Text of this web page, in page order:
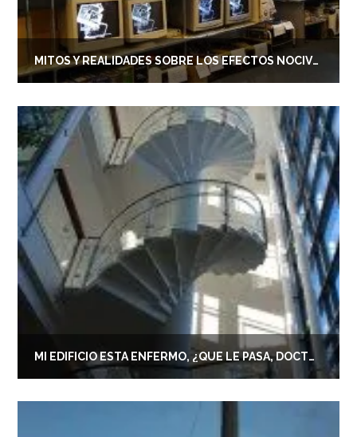
MITOS Y REALIDADES SOBRE LOS EFECTOS NOCIVOS DE LA TECNOLOGÍA
MI EDIFICIO ESTÁ ENFERMO, ¿QUÉ LE PASA, DOCTOR?